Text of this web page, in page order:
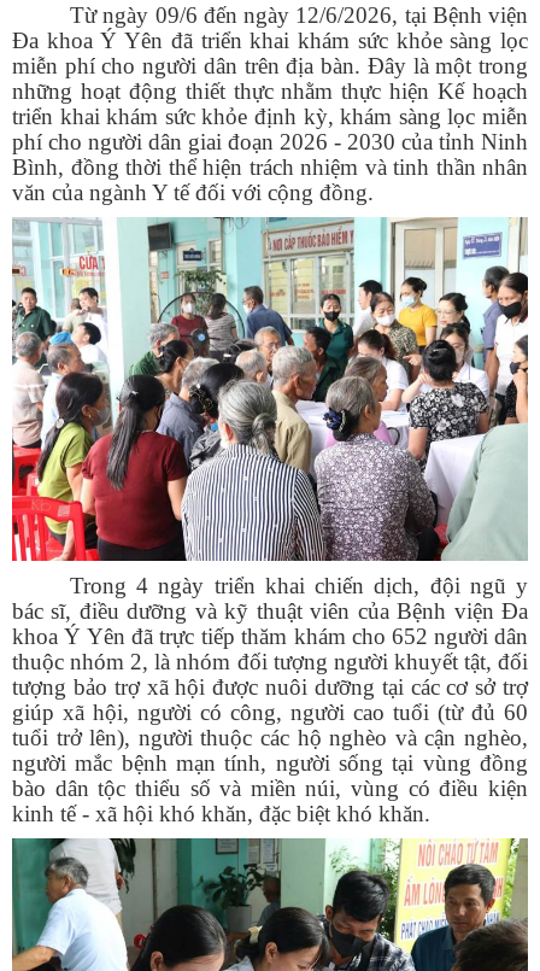
Từ ngày 09/6 đến ngày 12/6/2026, tại Bệnh viện
Đa khoa Ý Yên đã triển khai khám sức khỏesàng lọc
miễn phí cho người dân trên địa bàn. Đây là một trong
những hoạt động thiết thựcnhằmthực hiện Kế hoạch
triển khai khám sức khỏe định kỳ, khám sàng lọc miễn
phí cho người dân giai đoạn 2026 - 2030 của tỉnh Ninh
Bình, đồng thời thể hiện trách nhiệm và tinh thần nhân
văn của ngành Y tế đối với cộng đồng.
Trong 4 ngày triển khai chiến dịch, đội ngũ y
bác sĩ, điều dưỡng và kỹ thuật viên của Bệnh viện Đa
khoa Ý Yên đã trực tiếp thăm khám cho 652 người dân
thuộc nhóm 2, là nhóm đối tượng người khuyết tật, đối
tượng bảo trợ xã hội được nuôi dưỡng tại các cơ sở trợ
giúp xã hội, người có công, người cao tuổi (từ đủ 60
tuổi trở lên), người thuộc các hộ nghèo và cận nghèo,
người mắc bệnh mạn tính, người sống tại vùng đồng
bào dân tộc thiểu số và miền núi, vùng có điều kiện
kinh tế - xã hội khó khăn, đặc biệt khó khăn.